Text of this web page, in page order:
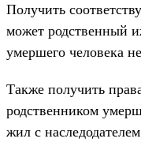
Получить
может родственный
умершего человека
Также получить
родственником
жил с